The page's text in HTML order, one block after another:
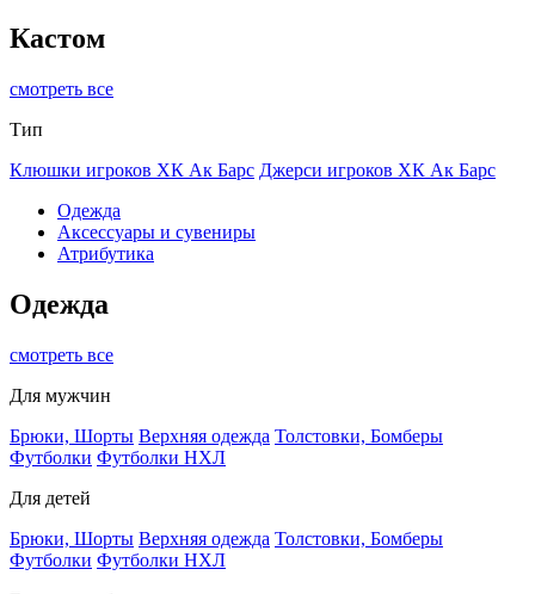
Кастом
смотреть все
Тип
Клюшки игроков ХК Ак Барс Джерси игроков ХК Ак Барс
Одежда
Аксессуары и сувениры
Атрибутика
Одежда
смотреть все
Для мужчин
Брюки, Шорты Верхняя одежда Толстовки, Бомберы
Футболки Футболки НХЛ
Для детей
Брюки, Шорты Верхняя одежда Толстовки, Бомберы
Футболки Футболки НХЛ